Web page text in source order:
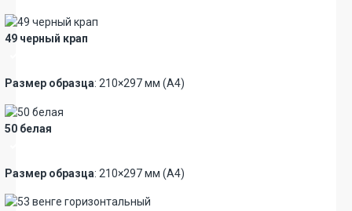
49 черный крап
Размер образца: 210×297 мм (А4)
50 белая
Размер образца: 210×297 мм (А4)